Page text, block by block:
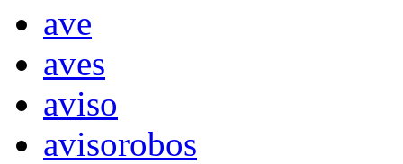
ave
aves
aviso
avisorobos